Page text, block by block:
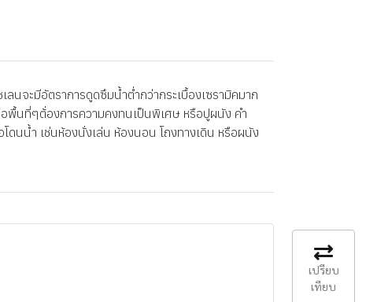
จะมีอัตราการดูดซึมน้ำต่ำกว่ากระเบื้องเซรามิคมาก
อพื้นที่ๆต้่องการความคงทนเป็นพิเศษ หรือปูผนัง คำ
ดนน้ำ เช่นห้องนั่งเล่น ห้องนอน โถงทางเดิน หรือผนัง
เปรียบ
เทียบ